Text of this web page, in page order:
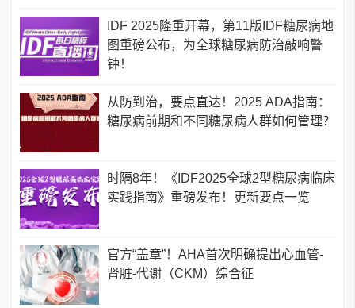
IDF 2025隆重开幕，第11版IDF糖尿病地
图重磅公布，为全球糖尿病防治敲响警
钟！
从防到治，要点直达！2025 ADA指南：
糖尿病前期和不同糖尿病人群如何管理？
时隔8年！《IDF2025全球2型糖尿病临床
实践指南》重磅发布！更新要点一览
官方“盖章”！AHA首次明确提出心血管-
肾脏-代谢（CKM）综合征